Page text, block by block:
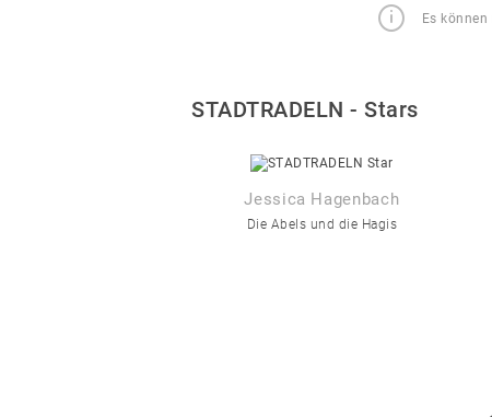
Es
STADTRADELN - Stars
Jessica Hagenbach
Die Abels und die Hagis